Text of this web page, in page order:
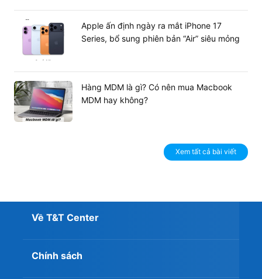
Apple ấn định ngày ra mắt iPhone 17
Series, bổ sung phiên bản “Air” siêu mỏng
Hàng MDM là gì? Có nên mua Macbook
MDM hay không?
Xem tất cả bài viết
Về T&T Center
Chính sách